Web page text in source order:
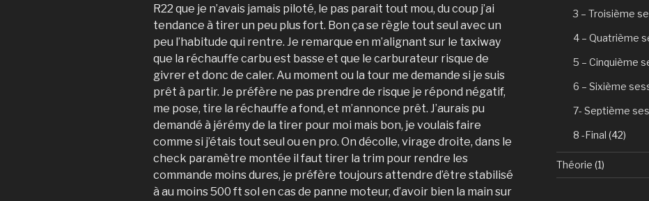
R22 que je n’avais jamais piloté, le pas parait tout mou, du coup j’ai
tendance à tirer un peu plus fort. Bon ça se règle tout seul avec un
peu l’habitude qui rentre. Je remarque en m’alignant sur le taxiway
que la réchauffe carbu est basse et que le carburateur risque de
givrer et donc de caler. Au moment ou la tour me demande si je suis
prêt à partir. Je préfère ne pas prendre de risque je répond négatif,
me pose, tire la réchauffe a fond, et m’annonce prêt. J’aurais pu
demandé à jérémy de la tirer pour moi mais bon, je voulais faire
comme si j’étais tout seul ou en pro. On décolle, virage droite, dans le
check paramètre montée il faut tirer la trim pour rendre les
commande moins dures, je préfère toujours attendre d’être stabilisé
à au moins 500 ft sol en cas de panne moteur, d’avoir bien la main sur
3 – Troisième
4 – Quatrième
5 – Cinquième
6 – Sixième
7- Septième
8 -Final (42)
Théorie (1)